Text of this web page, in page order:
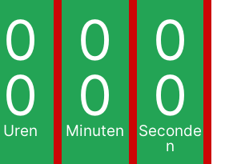
0
0
Uren
0
0
Minuten
0
0
Seconde
n